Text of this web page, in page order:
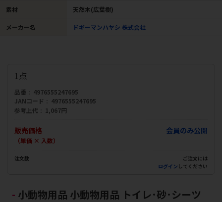
素材 天然木(広葉樹)
メーカー名 ドギーマンハヤシ 株式会社
1点
品番
4976555247695
JANコード
4976555247695
参考上代
1,067円
販売価格
（単価 × 入数）
会員のみ公開
注文数
ご注文には
ログイン してください
小動物用品 小動物用品 トイレ･砂･シーツ